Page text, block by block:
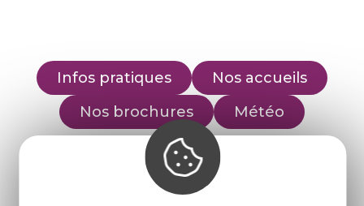
Infos pratiques
Nos accueils
Nos brochures
Météo
Retrouvez-nous sur :